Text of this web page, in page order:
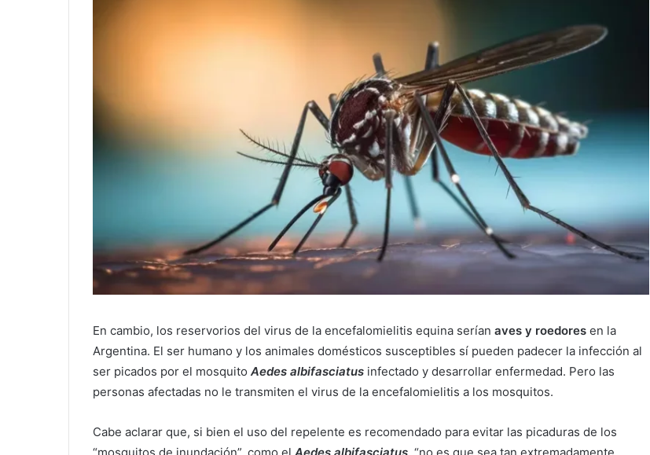
En cambio, los reservorios del virus de la encefalomielitis equina serían aves y roedores en la
Argentina. El ser humano y los animales domésticos susceptibles sí pueden padecer la infección al
ser picados por el mosquito Aedes albifasciatus infectado y desarrollar enfermedad. Pero las
personas afectadas no le transmiten el virus de la encefalomielitis a los mosquitos.
Cabe aclarar que, si bien el uso del repelente es recomendado para evitar las picaduras de los